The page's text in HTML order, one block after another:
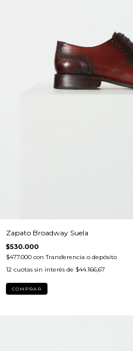
Zapato Broadway Suela
$530.000
$477.000 con Transferencia o depósito
12 cuotas sin interés de $44.166,67
COMPRAR